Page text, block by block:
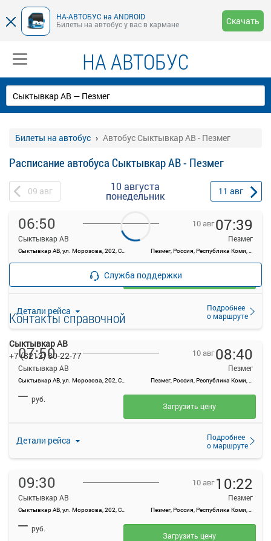
НА-АВТОБУС на ANDROID
Билеты на автобус у вас в кармане
Скачать
НА АВТОБУС
Билеты на автобус Автобус Сыктывкар АВ - Пезмег
Расписание автобуса Сыктывкар АВ - Пезмег
09 авг 10 августа
понедельник 11 авг
06:50
Сыктывкар АВ
Сыктывкар АВ, ул. Морозова, 202, Сыктывкар
10 авг07:39
Пезмег
Пезмег, Россия, Республика Коми, п Пезмег
Детали рейса
Подробнее
о маршруте
—
Загрузить цену
07:50
Сыктывкар АВ
Сыктывкар АВ, ул. Морозова, 202, Сыктывкар
10 авг08:40
Пезмег
Пезмег, Россия, Республика Коми, п Пезмег
Детали рейса
Подробнее
о маршруте
— руб.
Загрузить цену
09:30
Сыктывкар АВ
Сыктывкар АВ, ул. Морозова, 202, Сыктывкар
10 авг 10:22
Пезмег
Пезмег, Россия, Республика Коми, п Пезмег
— руб.
Загрузить цену
Служба поддержки
Контакты справочной
Сыктывкар АВ
+7 (8212) 30-22-77